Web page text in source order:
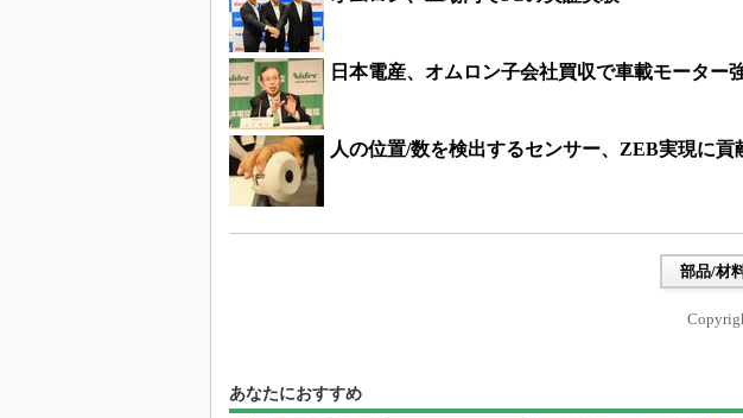
日本電産、オムロン子会社買収で車載モーター
人の位置/数を検出するセンサー、ZEB実現に貢
部品/材
あなたにおすすめ